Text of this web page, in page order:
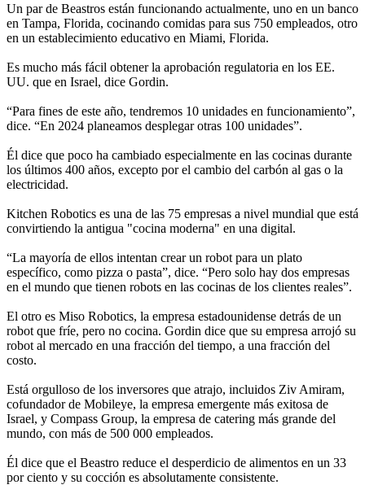
Un par de Beastros están funcionando actualmente, uno en un banco
en Tampa, Florida, cocinando comidas para sus 750 empleados, otro
en un establecimiento educativo en Miami, Florida.
Es mucho más fácil obtener la aprobación regulatoria en los EE.
UU. que en Israel, dice Gordin.
“Para fines de este año, tendremos 10 unidades en funcionamiento”,
dice. “En 2024 planeamos desplegar otras 100 unidades”.
Él dice que poco ha cambiado especialmente en las cocinas durante
los últimos 400 años, excepto por el cambio del carbón al gas o la
electricidad.
Kitchen Robotics es una de las 75 empresas a nivel mundial que está
convirtiendo la antigua "cocina moderna" en una digital.
“La mayoría de ellos intentan crear un robot para un plato
específico, como pizza o pasta”, dice. “Pero solo hay dos empresas
en el mundo que tienen robots en las cocinas de los clientes reales”.
El otro es Miso Robotics, la empresa estadounidense detrás de un
robot que fríe, pero no cocina. Gordin dice que su empresa arrojó su
robot al mercado en una fracción del tiempo, a una fracción del
costo.
Está orgulloso de los inversores que atrajo, incluidos Ziv Amiram,
cofundador de Mobileye, la empresa emergente más exitosa de
Israel, y Compass Group, la empresa de catering más grande del
mundo, con más de 500 000 empleados.
Él dice que el Beastro reduce el desperdicio de alimentos en un 33
por ciento y su cocción es absolutamente consistente.